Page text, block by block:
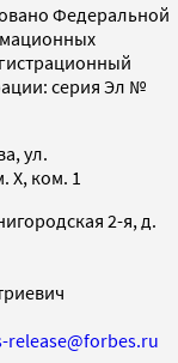
Федеральной
серия Эл №
ул.
X, ком. 1
2-я, д.
release@forbes.ru